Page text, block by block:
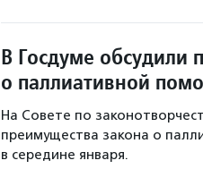
В Госдуме обсудили
о паллиативной
На Совете по
преимущества закона о
в середине января.